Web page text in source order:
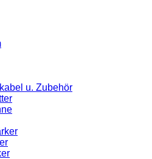
u. Zubehör